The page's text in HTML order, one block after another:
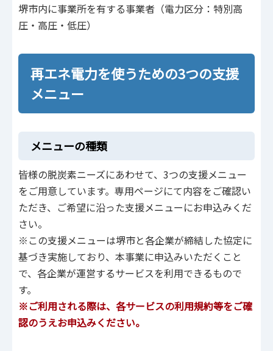
堺市内に事業所を有する事業者（電力区分：特別高
圧・高圧・低圧）
再エネ電力を使うための3つの支援
メニュー
メニューの種類
皆様の脱炭素ニーズにあわせて、3つの支援メニュー
をご用意しています。専用ページにて内容をご確認い
ただき、ご希望に沿った支援メニューにお申込みくだ
さい。
※この支援メニューは堺市と各企業が締結した協定に
基づき実施しており、本事業に申込みいただくこと
で、各企業が運営するサービスを利用できるもので
す。
※ご利用される際は、各サービスの利用規約等をご確
認のうえお申込みください。